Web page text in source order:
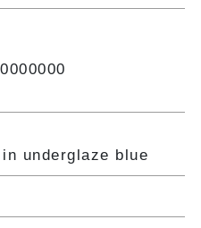
underglaze blue